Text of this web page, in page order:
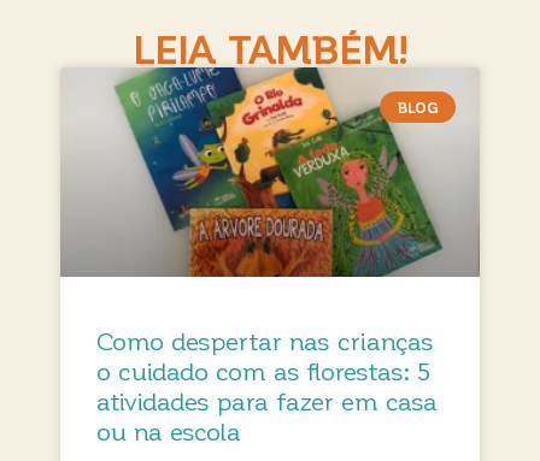
LEIA TAMBÉM!
BLOG
Como despertar nas crianças
o cuidado com as florestas: 5
atividades para fazer em casa
ou na escola